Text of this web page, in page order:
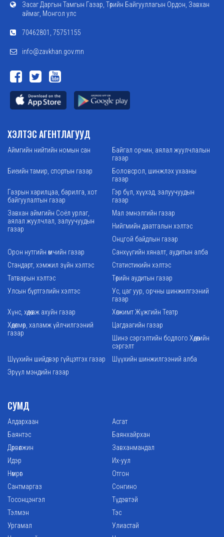
Засаг Даргын Тамгын Газар, Төрийн Байгууллагын Ордон, Завхан
аймаг, Монгол улс
70462801, 75751155
info@zavkhan.gov.mn
ХЭЛТЭС АГЕНТЛАГУУД
Аймгийн нийтийн номын сан
Байгал орчин, аялал жуулчлалын
газар
Биеийн тамир, спортын газар
Боловсрол, шинжлэх ухааны
газар
Газрын харилцаа, барилга, хот
байгуулалтын газар
Гэр бүл, хүүхэд, залуучуудын
газар
Завхан аймгийн Соёл урлаг,
аялал жуулчлал, залуучуудын
газар
Мал эмнэлгийн газар
Нийгмийн даатгалын хэлтэс
Онцгой байдлын газар
Орон нутгийн өмчийн газар
Санхүүгийн хяналт, аудитын алба
Стандарт, хэмжил зүйн хэлтэс
Статистикийн хэлтэс
Татварын хэлтэс
Төрийн аудитын газар
Улсын бүртгэлийн хэлтэс
Ус, цаг уур, орчны шинжилгээний
газар
Хүнс, хөдөө аж ахуйн газар
Хөгжимт Жүжгийн Театр
Хөдөлмөр, халамж үйлчилгээний
газар
Цагдаагийн газар
Шинэ сэргэлтийн бодлого Хөдөөгийн
сэргэлт
Шүүхийн шийдвэр гүйцэтгэх газар
Шүүхийн шинжилгээний алба
Эрүүл мэндийн газар
СУМД
Алдархаан
Асгат
Баянтэс
Баянхайрхан
Дөрвөлжин
Завханмандал
Идэр
Их-уул
Нөмрөг
Отгон
Сантмаргаз
Сонгино
Тосонцэнгэл
Түдэвтэй
Тэлмэн
Тэс
Ургамал
Улиастай